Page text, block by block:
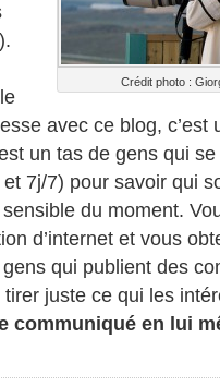
Crédit photo :
avec ce blog, c’est
un tas de gens qui
7j/7) pour savoir qui
du moment.
d’internet et vous
qui publient des
juste ce qui les
communiqué en lui